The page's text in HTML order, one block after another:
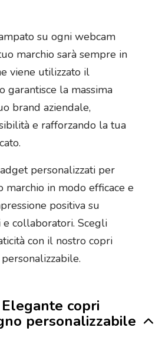
su ogni webcam
marchio sarà sempre in
viene utilizzato il
garantisce la massima
brand aziendale,
e rafforzando la tua
personalizzati per
in modo efficace e
positiva su
collaboratori. Scegli
con il nostro copri
copri
personalizzabile